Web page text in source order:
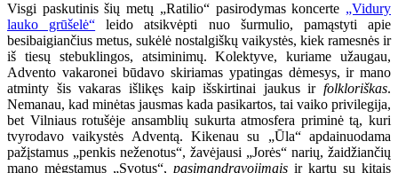
Visgi paskutinis šių metų „Ratilio“ pasirodymas koncerte „Vidury
lauko grūšelė“ leido atsikvėpti nuo šurmulio, pamąstyti apie
besibaigiančius metus, sukėlė nostalgiškų vaikystės, kiek ramesnės ir
iš tiesų stebuklingos, atsiminimų. Kolektyve, kuriame užaugau,
Advento vakaronei būdavo skiriamas ypatingas dėmesys, ir mano
atminty šis vakaras išlikęs kaip išskirtinai jaukus ir folkloriškas.
Nemanau, kad minėtas jausmas kada pasikartos, tai vaiko privilegija,
bet Vilniaus rotušėje ansamblių sukurta atmosfera priminė tą, kuri
tvyrodavo vaikystės Adventą. Kikenau su „Ūla“ apdainuodama
pažįstamus „penkis neženotus“, žavėjausi „Jorės“ narių, žaidžiančių
mano mėgstamus „Svotus“, pasimandravojimais ir kartu su kitais